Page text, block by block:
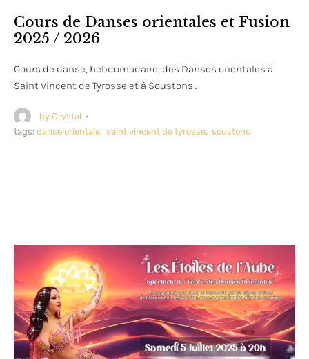
Cours de Danses orientales et Fusion
2025 / 2026
Cours de danse, hebdomadaire, des Danses orientales à
Saint Vincent de Tyrosse et à Soustons .
by Crystal ·
tags: danse orientale, saint vincent de tyrosse, soustons